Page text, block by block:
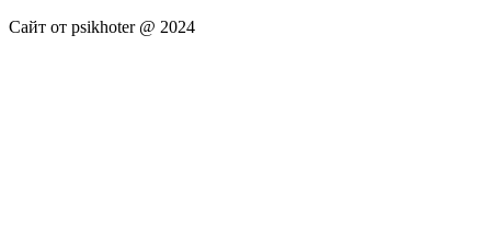
Сайт от psikhoter @ 2024